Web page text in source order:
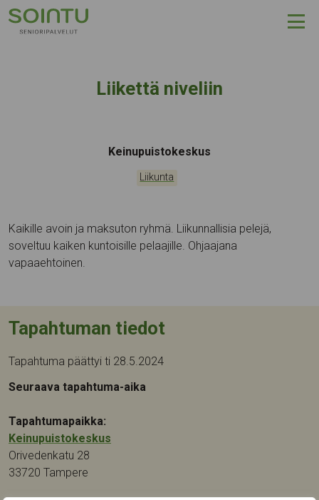
Hyppää sisältöön
Liikettä niveliin
Tapahtumapaikka:
Keinupuistokeskus
Kategoriat:
Liikunta
Kaikille avoin ja maksuton ryhmä. Liikunnallisia pelejä,
soveltuu kaiken kuntoisille pelaajille. Ohjaajana
vapaaehtoinen.
Tapahtuman tiedot
Tapahtuma päättyi ti 28.5.2024
Seuraava tapahtuma-aika
Tapahtumapaikka:
Keinupuistokeskus
Orivedenkatu 28
33720 Tampere